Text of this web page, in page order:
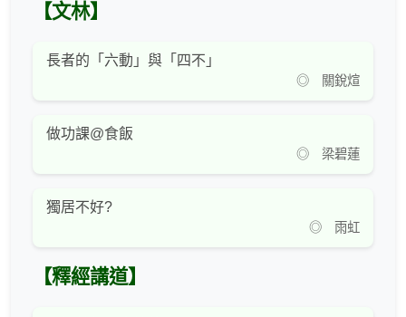
【文林】
長者的「六動」與「四不」
◎ 關銳煊
做功課@食飯
◎ 梁碧蓮
獨居不好?
◎ 雨虹
【釋經講道】